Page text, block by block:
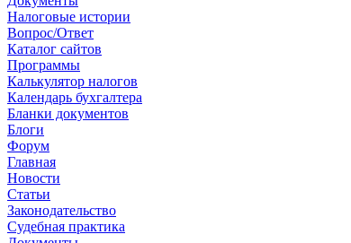
Налоговые истории
Вопрос/Ответ
Каталог сайтов
Программы
Калькулятор налогов
Календарь бухгалтера
Бланки документов
Блоги
Форум
Главная
Новости
Cтатьи
Законодательство
Судебная практика